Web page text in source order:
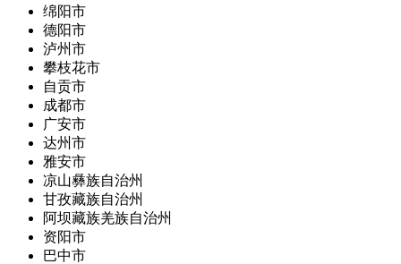
绵阳市
德阳市
泸州市
攀枝花市
自贡市
成都市
广安市
达州市
雅安市
凉山彝族自治州
甘孜藏族自治州
阿坝藏族羌族自治州
资阳市
巴中市